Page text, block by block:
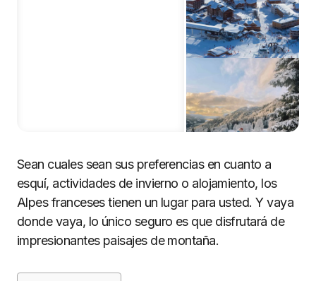
Sean cuales sean sus preferencias en cuanto a
esquí, actividades de invierno o alojamiento, los
Alpes franceses tienen un lugar para usted. Y vaya
donde vaya, lo único seguro es que disfrutará de
impresionantes paisajes de montaña.